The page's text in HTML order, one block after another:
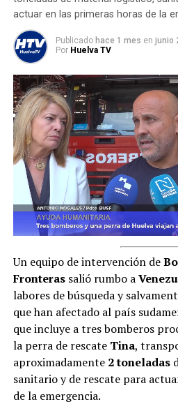
actuar en las primeras horas de la
Publicado hace 1 mes en junio
Por Huelva TV
Un equipo de intervención de
Fronterassalió rumbo a
labores de búsqueda y
que han afectado al país
que incluye a tres bomberos
la perra de rescate Tina,
aproximadamente 2 toneladas
sanitario y de rescate para
de la emergencia.